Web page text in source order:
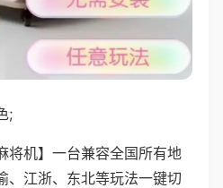
;
将机】一台兼容全国所有地
、江浙、东北等玩法一键切